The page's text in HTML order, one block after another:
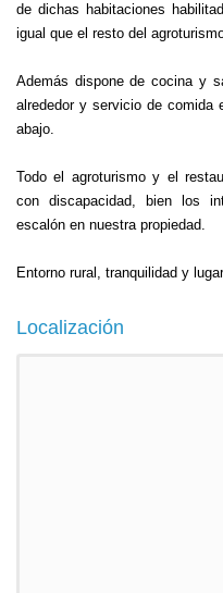
de dichas habitaciones
igual que el resto del
Además dispone de cocina y
alrededor y servicio de comida
abajo.
Todo el agroturismo y el
con discapacidad, bien los
escalón en nuestra propiedad.
Entorno rural, tranquilidad y
Localización